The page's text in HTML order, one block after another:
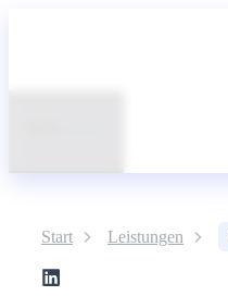
Start Leistungen